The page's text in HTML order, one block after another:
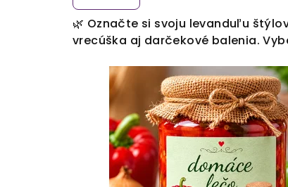
🌿 Označte si svoju levanduľu
vrecúška aj darčekové balenia.